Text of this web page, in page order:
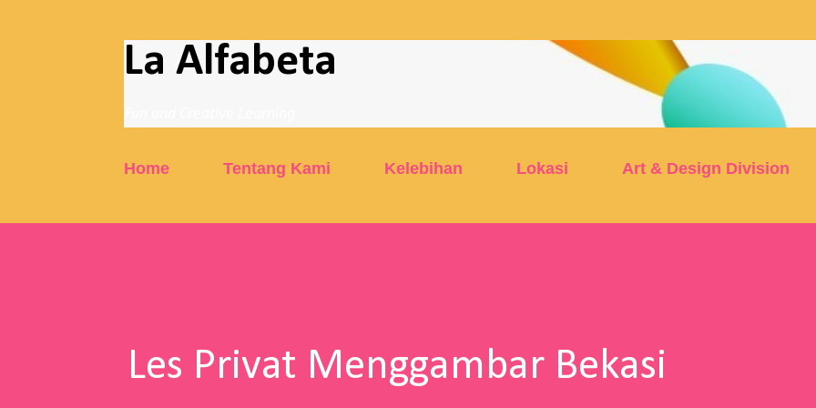
La Alfabeta
Home Tentang Kami Kelebihan Lokasi Art & Design Division
Les Privat Menggambar Bekasi